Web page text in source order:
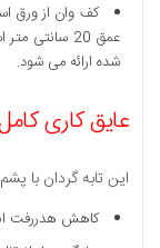
عمق 20
شده ارائه می‌ شود.
عایق‌ کاری
این تابه‌ گردان با
کاهش هدررفت